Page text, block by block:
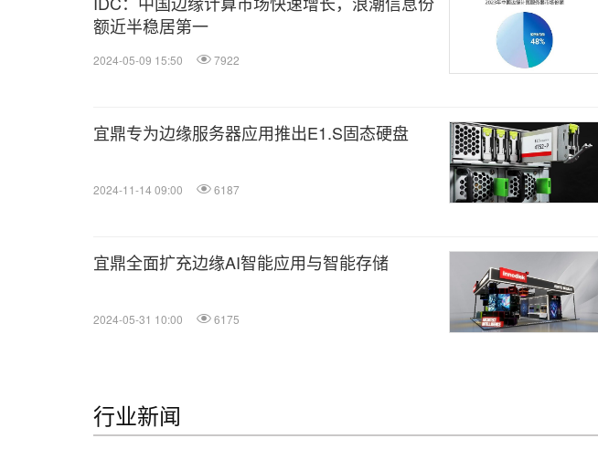
额近半稳居第一
2024-05-09 15:50 7922
宜鼎专为边缘服务器应用推出E1.S固态硬盘
2024-11-14 09:00 6187
宜鼎全面扩充边缘AI智能应用与智能存储
2024-05-31 10:00 6175
行业新闻